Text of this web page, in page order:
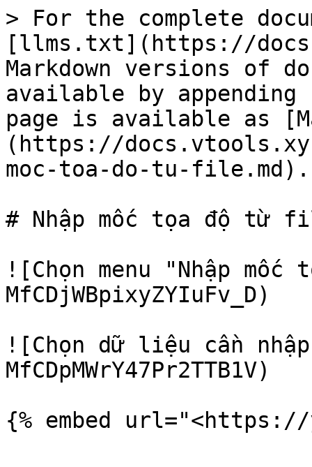
> For the complete
[llms.txt](https://
Markdown versions of
available by
page is available as
(https://
moc-toa-do-tu-file.md).
# Nhập mốc tọa độ từ
![Chọn menu "Nhập
MfCDjWBpixyZYIuFv_D)
![Chọn dữ liệu cần
MfCDpMWrY47Pr2TTB1V)